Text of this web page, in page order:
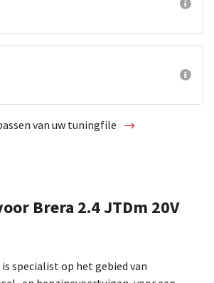
van uw tuningfile
Brera 2.4 JTDm 20V
specialist op het gebied van